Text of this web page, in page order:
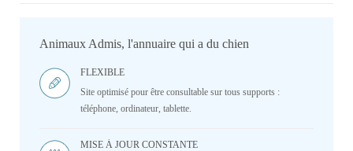
Animaux Admis, l'annuaire qui a du chien
FLEXIBLE
Site optimisé pour être consultable sur tous supports :
téléphone, ordinateur, tablette.
MISE À JOUR CONSTANTE